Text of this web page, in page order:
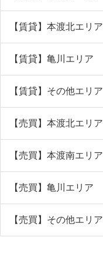
【賃貸】本渡北エリア
【賃貸】亀川エリア
【賃貸】その他エリア
【売買】本渡北エリア
【売買】本渡南エリア
【売買】亀川エリア
【売買】その他エリア